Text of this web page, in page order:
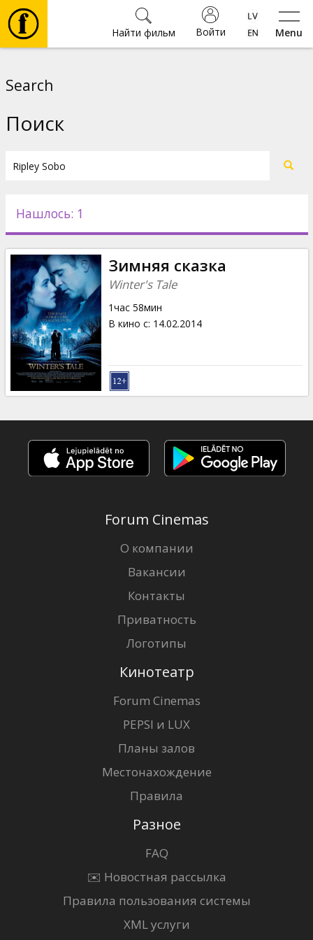
Menu
Войти
Найти фильм
Новости
Подарки
Кинозакуски
B2B
Клуб
Search
Поиск
Нашлось: 1
Зимняя сказка
Winter's Tale
1час 58мин
В кино с: 14.02.2014
Forum Cinemas
О компании
Вакансии
Контакты
Приватность
Логотипы
Кинотеатр
Forum Cinemas
PEPSI и LUX
Планы залов
Местонахождение
Правила
Разное
FAQ
✉️ Новостная рассылка
Правила пользования системы
XML услуги